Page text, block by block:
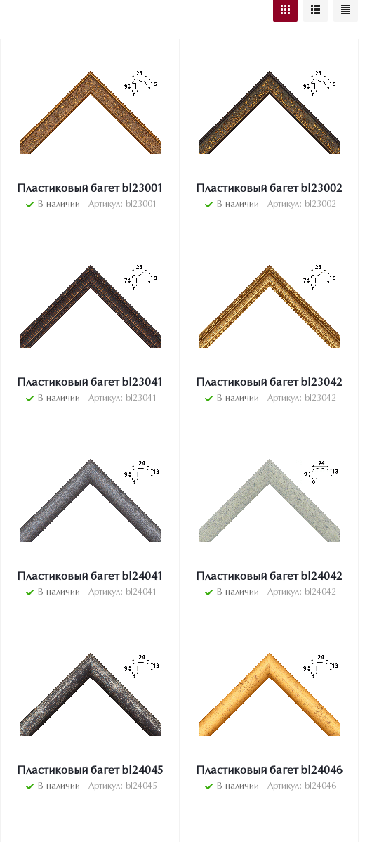
Пластиковый багет bl23001
В наличии Артикул: bl23001
Пластиковый багет bl23002
В наличии Артикул: bl23002
Пластиковый багет bl23041
В наличии Артикул: bl23041
Пластиковый багет bl23042
В наличии Артикул: bl23042
Пластиковый багет bl24041
В наличии Артикул: bl24041
Пластиковый багет bl24042
В наличии Артикул: bl24042
Пластиковый багет bl24045
В наличии Артикул: bl24045
Пластиковый багет bl24046
В наличии Артикул: bl24046